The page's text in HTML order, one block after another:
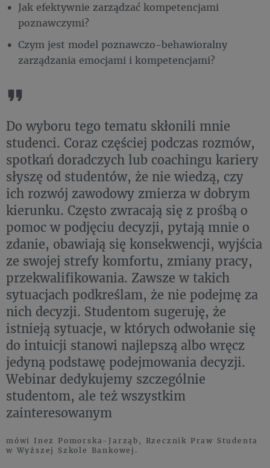
Jak efektywnie zarządzać kompetencjami
poznawczymi?
Czym jest model poznawczo-behawioralny
zarządzania emocjami i kompetencjami?
Do wyboru tego tematu skłonili mnie
studenci. Coraz częściej podczas rozmów,
spotkań doradczych lub coachingu kariery
słyszę od studentów, że nie wiedzą, czy
ich rozwój zawodowy zmierza w dobrym
kierunku. Często zwracają się z prośbą o
pomoc w podjęciu decyzji, pytają mnie o
zdanie, obawiają się konsekwencji, wyjścia
ze swojej strefy komfortu, zmiany pracy,
przekwalifikowania. Zawsze w takich
sytuacjach podkreślam, że nie podejmę za
nich decyzji. Studentom sugeruję, że
istnieją sytuacje, w których odwołanie się
do intuicji stanowi najlepszą albo wręcz
jedyną podstawę podejmowania decyzji.
Webinar dedykujemy szczególnie
studentom, ale też wszystkim
zainteresowanym
mówi Inez Pomorska-Jarząb, Rzecznik Praw Studenta
w Wyższej Szkole Bankowej.